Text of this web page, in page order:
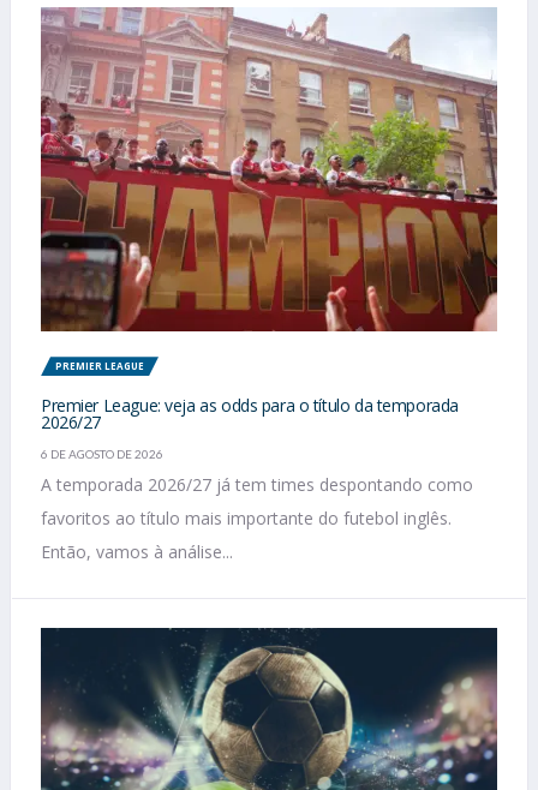
PREMIER LEAGUE
Premier League: veja as odds para o título da temporada
2026/27
6 DE AGOSTO DE 2026
A temporada 2026/27 já tem times despontando como
favoritos ao título mais importante do futebol inglês.
Então, vamos à análise...